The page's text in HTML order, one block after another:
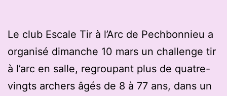
Le club Escale Tir à l’Arc de Pechbonnieu a
organisé dimanche 10 mars un challenge tir
à l’arc en salle, regroupant plus de quatre-
vingts archers âgés de 8 à 77 ans, dans un